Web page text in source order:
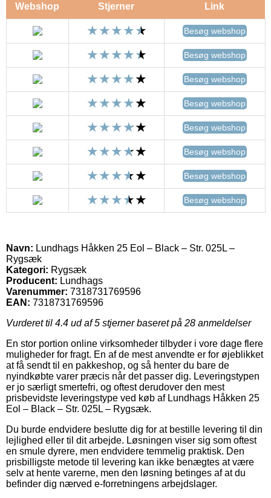
Webshop Stjerner Link
Besøg webshop
Besøg webshop
Besøg webshop
Besøg webshop
Besøg webshop
Besøg webshop
Besøg webshop
Besøg webshop
Navn: Lundhags Håkken 25 Eol – Black – Str. 025L –
Rygsæk
Kategori: Rygsæk
Producent: Lundhags
Varenummer: 7318731769596
EAN: 7318731769596
Vurderet til 4.4 ud af 5 stjerner baseret på 28 anmeldelser
En stor portion online virksomheder tilbyder i vore dage flere
muligheder for fragt. En af de mest anvendte er for øjeblikket
at få sendt til en pakkeshop, og så henter du bare de
nyindkøbte varer præcis når det passer dig. Leveringstypen
er jo særligt smertefri, og oftest derudover den mest
prisbevidste leveringstype ved køb af Lundhags Håkken 25
Eol – Black – Str. 025L – Rygsæk.
Du burde endvidere beslutte dig for at bestille levering til din
lejlighed eller til dit arbejde. Løsningen viser sig som oftest
en smule dyrere, men endvidere temmelig praktisk. Den
prisbilligste metode til levering kan ikke benægtes at være
selv at hente varerne, men den løsning betinges af at du
befinder dig nærved e-forretningens arbejdslager.